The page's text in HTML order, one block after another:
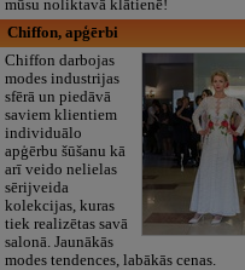
mūsu noliktavā klātienē!
Chiffon, apģērbi
Chiffon darbojas
modes industrijas
sfērā un piedāvā
saviem klientiem
individuālo
apģērbu šūšanu kā
arī veido nelielas
sērijveida
kolekcijas, kuras
tiek realizētas savā
salonā. Jaunākās
modes tendences, labākās cenas.